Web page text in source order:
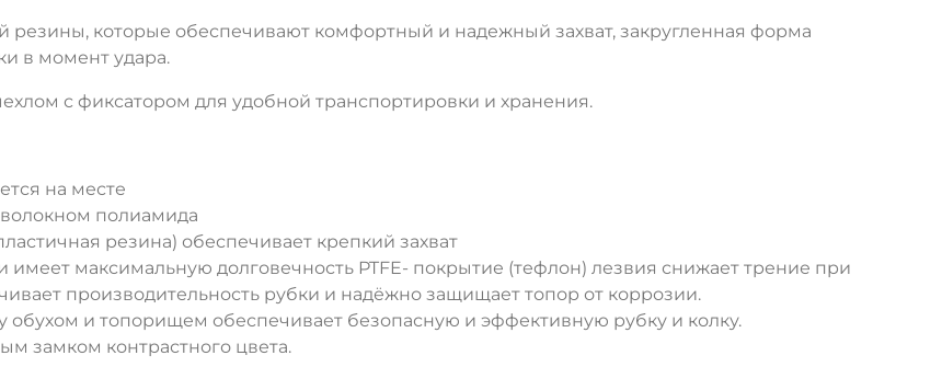
резины, которые обеспечивают комфортный и надежный захват, закругленная форма
в момент удара.
с фиксатором для удобной транспортировки и хранения.
на месте
полиамида
резина) обеспечивает крепкий захват
имеет максимальную долговечность PTFE- покрытие (тефлон) лезвия снижает трение при
производительность рубки и надёжно защищает топор от коррозии.
и топорищем обеспечивает безопасную и эффективную рубку и колку.
замком контрастного цвета.
ДА НЕТ